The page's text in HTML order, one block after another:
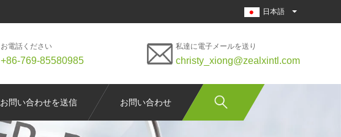
日本語
お電話ください
+86-769-85580985
私達に電子メールを送り
christy_xiong@zealxintl.com
お問い合わせを送信 お問い合わせ